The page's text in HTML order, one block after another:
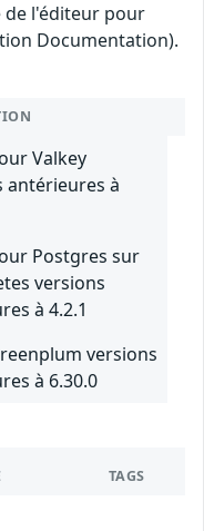
de l'éditeur pour
Documentation).
Valkey
antérieures à
Postgres sur
versions
à 4.2.1
versions
à 6.30.0
TAGS